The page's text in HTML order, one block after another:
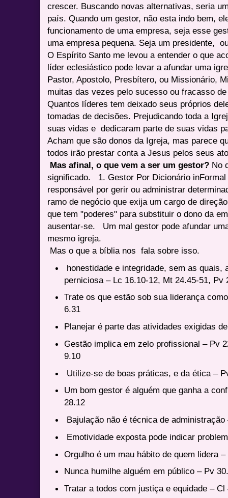
crescer. Buscando novas alternativas, seria
país. Quando um gestor, não esta indo bem,
funcionamento de uma empresa, seja esse
uma empresa pequena. Seja um presidente,
O Espírito Santo me levou a entender o que
líder eclesiástico pode levar a afundar uma
Pastor, Apostolo, Presbítero, ou Missionário,
muitas das vezes pelo sucesso ou fracasso
Quantos líderes tem deixado seus próprios
tomadas de decisões. Prejudicando toda a
suas vidas e dedicaram parte de suas vidas
Acham que são donos da Igreja, mas parece
todos irão prestar conta a Jesus pelos seus
Mas afinal, o que vem a ser um gestor? No
significado. 1. Gestor Por Dicionário
responsável por gerir ou administrar
ramo de negócio que exija um cargo de
que tem "poderes" para substituir o dono da
ausentar-se. Um mal gestor pode afundar
mesmo igreja.
Mas o que a bíblia nos fala sobre isso.
honestidade e integridade, sem as quais,
perniciosa – Lc 16.10-12, Mt 24.45-51, Pv
Trate os que estão sob sua liderança
6.31
Planejar é parte das atividades exigidas
Gestão implica em zelo profissional – Pv
9.10
Utilize-se de boas práticas, e da ética –
Um bom gestor é alguém que ganha a
28.12
Bajulação não é técnica de administração
Emotividade exposta pode indicar
Orgulho é um mau hábito de quem lidera
Nunca humilhe alguém em público – Pv
Tratar a todos com justiça e equidade – Cl